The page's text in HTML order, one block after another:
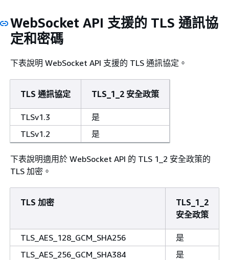
WebSocket API 支援的 TLS 通訊協
定和密碼
下表說明 WebSocket API 支援的 TLS 通訊協定。
TLS 通訊協定 TLS_1_2 安全政策
TLSv1.3
是
TLSv1.2
是
下表說明適用於 WebSocket API 的 TLS 1_2 安全政策的
TLS 加密。
TLS 加密
TLS_1_2
安全政策
TLS_AES_128_GCM_SHA256
是
TLS_AES_256_GCM_SHA384
是